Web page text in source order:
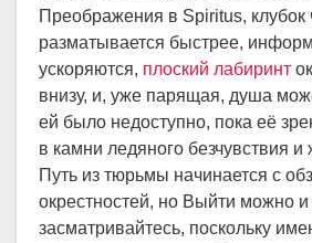
Преображения в Spiritus, клубок
разматывается быстрее,
ускоряются, плоский лабиринт
внизу, и, уже парящая, душа
ей было недоступно, пока её
в камни ледяного безчувствия и
Путь из тюрьмы начинается с
окрестностей, но Выйти можно и
засматривайтесь, поскольку